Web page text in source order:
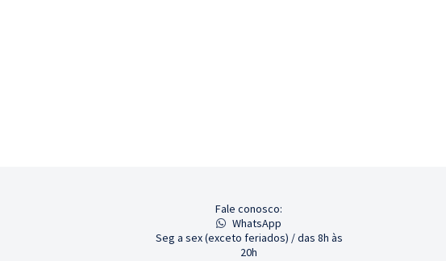
Fale conosco:
WhatsApp
Seg a sex (exceto feriados) / das 8h às
20h